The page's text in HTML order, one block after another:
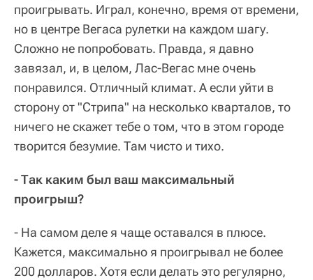
проигрывать. Играл, конечно, время от времени,
но в центре Вегаса рулетки на каждом шагу.
Сложно не попробовать. Правда, я давно
завязал, и, в целом, Лас-Вегас мне очень
понравился. Отличный климат. А если уйти в
сторону от "Стрипа" на несколько кварталов, то
ничего не скажет тебе о том, что в этом городе
творится безумие. Там чисто и тихо.
- Так каким был ваш максимальный
проигрыш?
- На самом деле я чаще оставался в плюсе.
Кажется, максимально я проигрывал не более
200 долларов. Хотя если делать это регулярно,